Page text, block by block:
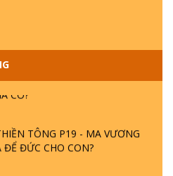
TÔNG ĐẶC BIỆT PHẦN 20
TÔNG P19 - MA VƯƠNG
ĐỂ ĐỨC CHO CON?